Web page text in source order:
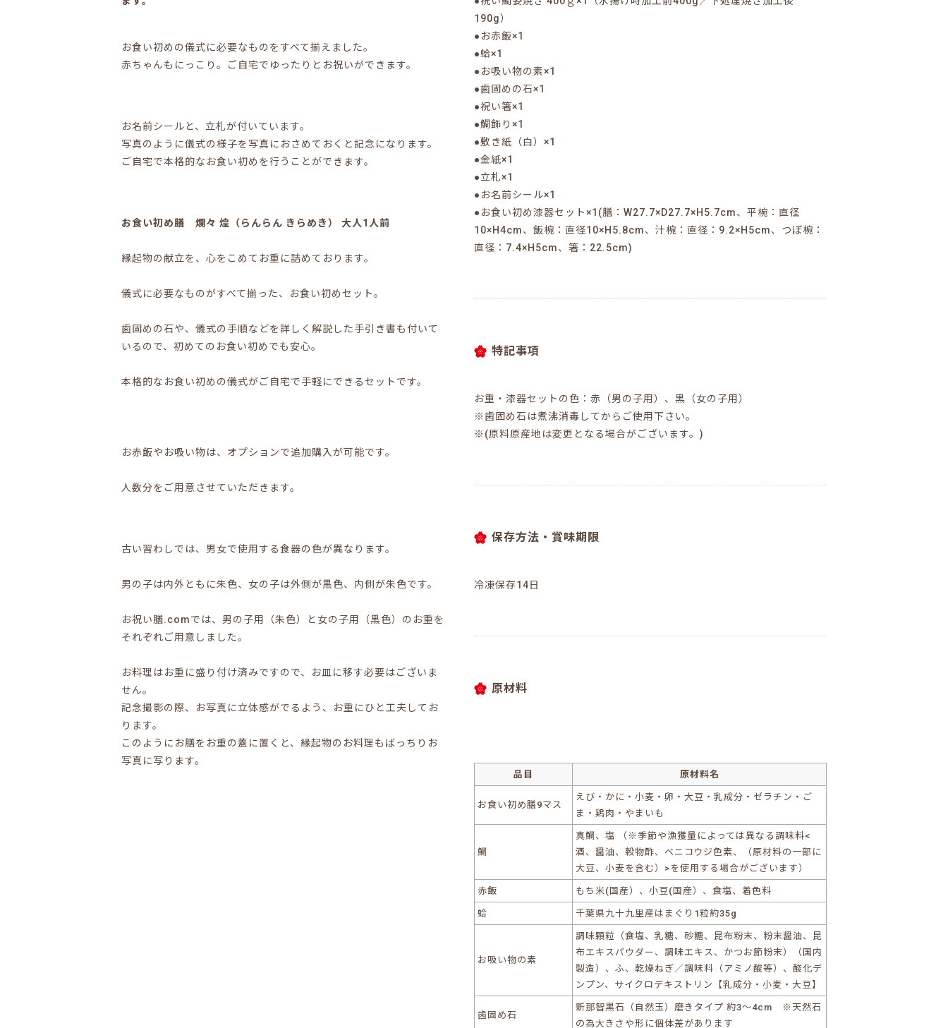
お食い初めの儀式に必要なものをすべて揃えました。
赤ちゃんもにっこり。ご自宅でゆったりとお祝いができます。
お名前シールと、立札が付いています。
写真のように儀式の様子を写真におさめておくと記念になります。
ご自宅で本格的なお食い初めを行うことができます。
お食い初め膳 爛々 煌（らんらん きらめき） 大人1人前
縁起物の献立を、心をこめてお重に詰めております。
儀式に必要なものがすべて揃った、お食い初めセット。
歯固めの石や、儀式の手順などを詳しく解説した手引き書も付いて
いるので、初めてのお食い初めでも安心。
本格的なお食い初めの儀式がご自宅で手軽にできるセットです。
お赤飯やお吸い物は、オプションで追加購入が可能です。
人数分をご用意させていただきます。
古い習わしでは、男女で使用する食器の色が異なります。
男の子は内外ともに朱色、女の子は外側が黒色、内側が朱色です。
お祝い膳.comでは、男の子用（朱色）と女の子用（黒色）のお重を
それぞれご用意しました。
お料理はお重に盛り付け済みですので、お皿に移す必要はございま
せん。
記念撮影の際、お写真に立体感がでるよう、お重にひと工夫してお
ります。
このようにお膳をお重の蓋に置くと、縁起物のお料理もばっちりお
写真に写ります。
190g）
●お赤飯×1
●蛤×1
●お吸い物の素×1
●歯固めの石×1
●祝い箸×1
●鯛飾り×1
●敷き紙（白）×1
●金紙×1
●立札×1
●お名前シール×1
●お食い初め漆器セット×1(膳：W27.7×D27.7×H5.7cm、平椀：直径
10×H4cm、飯椀：直径10×H5.8cm、汁椀：直径：9.2×H5cm、つぼ椀：
直径：7.4×H5cm、箸：22.5cm)
特記事項
お重・漆器セットの色：赤（男の子用）、黒（女の子用）
※歯固め石は煮沸消毒してからご使用下さい。
※(原料原産地は変更となる場合がございます。)
保存方法・賞味期限
冷凍保存14日
原材料
品目 原材料名
お食い初め膳9マス
えび・かに・小麦・卵・大豆・乳成分・ゼラチン・ご
ま・鶏肉・やまいも
鯛
真鯛、塩 （※季節や漁獲量によっては異なる調味料<
酒、醤油、穀物酢、ベニコウジ色素、（原材料の一部に
大豆、小麦を含む）>を使用する場合がございます）
赤飯 もち米(国産）、小豆(国産）、食塩、着色料
蛤 千葉県九十九里産はまぐり1粒約35g
お吸い物の素
調味顆粒（食塩、乳糖、砂糖、昆布粉末、粉末醤油、昆
布エキスパウダー、調味エキス、かつお節粉末）（国内
製造）、ふ、乾燥ねぎ／調味料（アミノ酸等）、酸化デ
ンプン、サイクロデキストリン【乳成分・小麦・大豆】
歯固め石
新那智黒石（自然玉）磨きタイプ 約3～4cm ※天然石
の為大きさや形に個体差があります